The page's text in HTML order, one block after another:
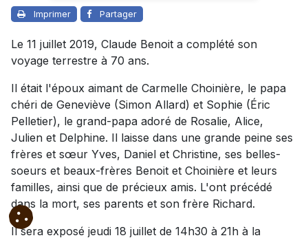
Imprimer Partager
Le 11 juillet 2019, Claude Benoit a complété son
voyage terrestre à 70 ans.
Il était l'époux aimant de Carmelle Choinière, le papa
chéri de Geneviève (Simon Allard) et Sophie (Éric
Pelletier), le grand-papa adoré de Rosalie, Alice,
Julien et Delphine. Il laisse dans une grande peine ses
frères et sœur Yves, Daniel et Christine, ses belles-
soeurs et beaux-frères Benoit et Choinière et leurs
familles, ainsi que de précieux amis. L'ont précédé
dans la mort, ses parents et son frère Richard.
Il sera exposé jeudi 18 juillet de 14h30 à 21h à la